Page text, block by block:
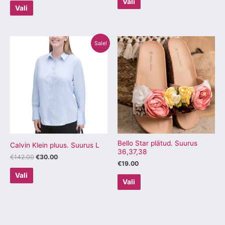
Vali
Sale!
Calvin Klein pluus. Suurus L
€142.00
Algne
oli:
€142.00.
€30.00
Praegune
hind
on:
€30.00.
Vali
Sellel
tootel
on
mitu
varianti.
Valikuid
saab
teha
tootelehel.
Bello Star plätud. Suurus
36,37,38
€19.00
Vali
Sellel
tootel
varianti.
Valikuid
saab
teha
tootelehel.